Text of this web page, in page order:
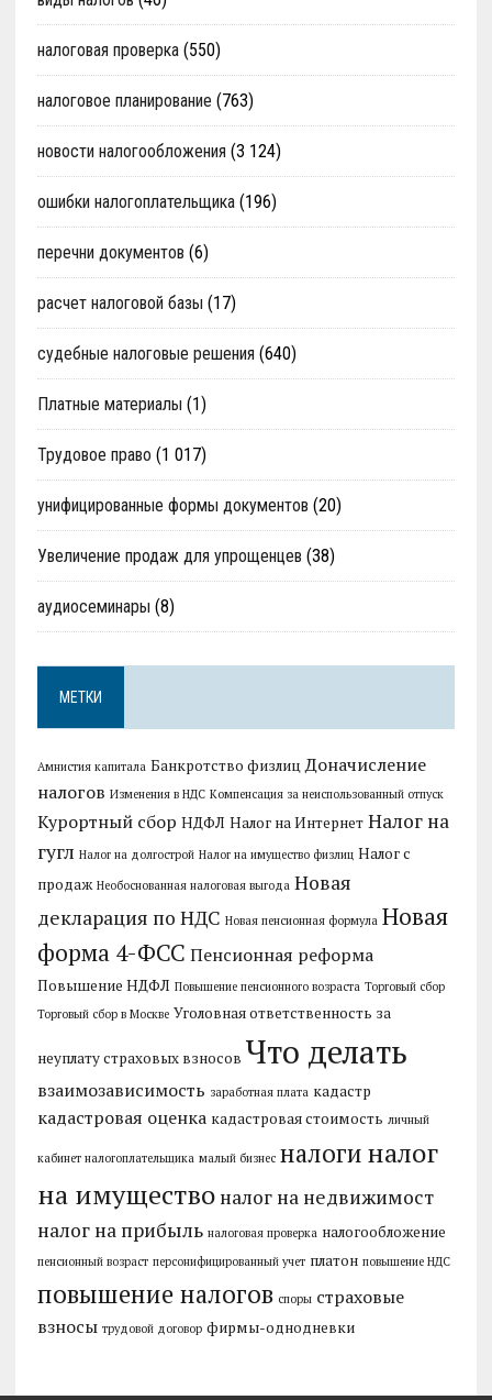
налоговая проверка(550)
налоговое планирование (763)
новости налогообложения (3 124)
ошибки налогоплательщика(196)
перечни документов (6)
расчет налоговой базы (17)
судебные налоговые решения (640)
Платные материалы (1)
Трудовое право (1 017)
унифицированные формы документов (20)
Увеличение продаж для упрощенцев (38)
аудиосеминары (8)
МЕТКИ
Амнистия капитала Банкротство физлиц Доначисление
налогов Изменения в НДС Компенсация за неиспользованный отпуск
Курортный сбор НДФЛ Налог на Интернет Налог на
гугл Налог на долгострой Налог на имущество физлиц Налог с
продаж Необоснованная налоговая выгода Новая
декларация по НДС Новая пенсионная формула Новая
форма 4-ФСС Пенсионная реформа
Повышение НДФЛ Повышение пенсионного возраста Торговый сбор
Торговый сбор в Москве Уголовная ответственность за
неуплату страховых взносов Что делать
взаимозависимость заработная плата кадастр
кадастровая оценка кадастровая стоимость личный
кабинет налогоплательщика малый бизнес налоги налог
на имущество налог на недвижимост
налог на прибыль налоговая проверка налогообложение
пенсионный возраст персонифицированный учет платон повышение НДС
повышение налогов споры страховые
взносы трудовой договор фирмы-однодневки